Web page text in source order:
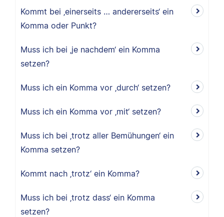
Kommt bei ‚einerseits … andererseits‘ ein
Komma oder Punkt?
Muss ich bei ‚je nachdem‘ ein Komma
setzen?
Muss ich ein Komma vor ‚durch‘ setzen?
Muss ich ein Komma vor ‚mit‘ setzen?
Muss ich bei ‚trotz aller Bemühungen‘ ein
Komma setzen?
Kommt nach ‚trotz‘ ein Komma?
Muss ich bei ‚trotz dass‘ ein Komma
setzen?